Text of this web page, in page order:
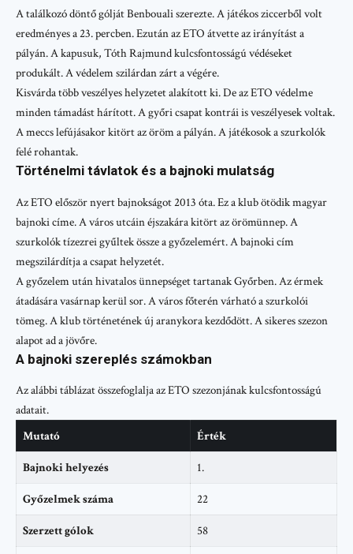
A találkozó döntő gólját Benbouali szerezte. A játékos ziccerből volt
eredményes a 23. percben. Ezután az ETO átvette az irányítást a
pályán. A kapusuk, Tóth Rajmund kulcsfontosságú védéseket
produkált. A védelem szilárdan zárt a végére.
Kisvárda több veszélyes helyzetet alakított ki. De az ETO védelme
minden támadást hárított. A győri csapat kontrái is veszélyesek voltak.
A meccs lefújásakor kitört az öröm a pályán. A játékosok a szurkolók
felé rohantak.
Történelmi távlatok és a bajnoki mulatság
Az ETO először nyert bajnokságot 2013 óta. Ez a klub ötödik magyar
bajnoki címe. A város utcáin éjszakára kitört az örömünnep. A
szurkolók tízezrei gyűltek össze a győzelemért. A bajnoki cím
megszilárdítja a csapat helyzetét.
A győzelem után hivatalos ünnepséget tartanak Győrben. Az érmek
átadására vasárnap kerül sor. A város főterén várható a szurkolói
tömeg. A klub történetének új aranykora kezdődött. A sikeres szezon
alapot ad a jövőre.
A bajnoki szereplés számokban
Az alábbi táblázat összefoglalja az ETO szezonjának kulcsfontosságú
adatait.
Mutató
Érték
Bajnoki helyezés 1.
Győzelmek száma 22
Szerzett gólok 58